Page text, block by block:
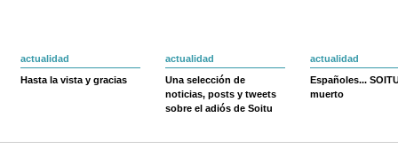
actualidad
Hasta la vista y gracias
actualidad
Una selección de
noticias, posts y tweets
sobre el adiós de Soitu
actualidad
Españoles...
muerto